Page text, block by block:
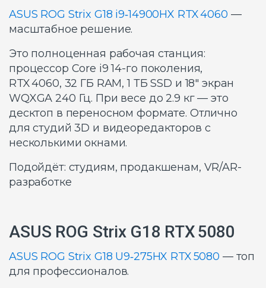
ASUS ROG Strix G18 i9‑14900HX RTX 4060 —
масштабное решение.
Это полноценная рабочая станция:
процессор Core i9 14-го поколения,
RTX 4060, 32 ГБ RAM, 1 ТБ SSD и 18″ экран
WQXGA 240 Гц. При весе до 2.9 кг — это
десктоп в переносном формате. Отлично
для студий 3D и видеоредакторов с
несколькими окнами.
Подойдёт: студиям, продакшенам, VR/AR-
разработке
ASUS ROG Strix G18 RTX 5080
ASUS ROG Strix G18 U9‑275HX RTX 5080 — топ
для профессионалов.